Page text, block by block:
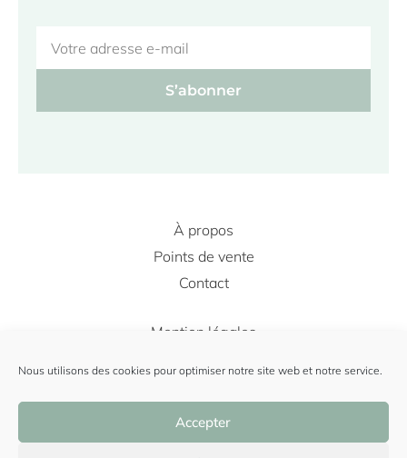
Nous utilisons des cookies pour optimiser notre site web et notre service.
Accepter
S’abonner
À propos
Points de vente
Contact
Mention légales